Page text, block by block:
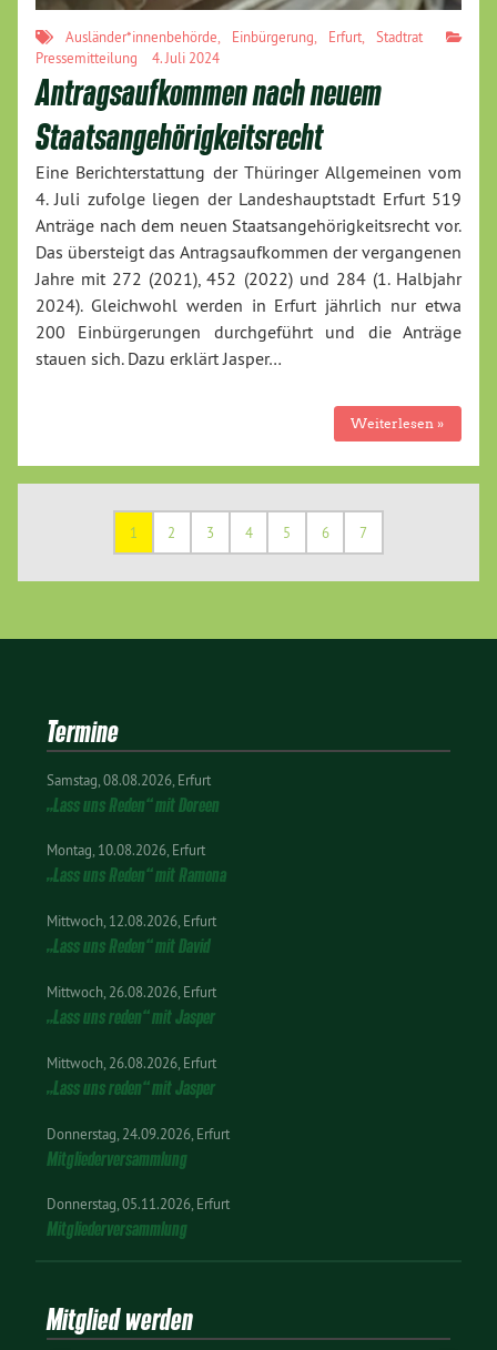
Ausländer*innenbehörde Einbürgerung Erfurt
Stadtrat
Pressemitteilung
4. Juli 2024
Antragsaufkommen nach neuem
Staatsangehörigkeitsrecht
Eine Berichterstattung der Thüringer Allgemeinen vom
4. Juli zufolge liegen der Landeshauptstadt Erfurt 519
Anträge nach dem neuen Staatsangehörigkeitsrecht vor.
Das übersteigt das Antragsaufkommen der vergangenen
Jahre mit 272 (2021), 452 (2022) und 284 (1. Halbjahr
2024). Gleichwohl werden in Erfurt jährlich nur etwa
200 Einbürgerungen durchgeführt und die Anträge
stauen sich. Dazu erklärt Jasper…
Weiterlesen »
1 2 3 4 5 6 7
Termine
Samstag 08.08.2026 Erfurt
„Lass uns Reden“ mit Doreen
Montag 10.08.2026 Erfurt
„Lass uns Reden“ mit Ramona
Mittwoch 12.08.2026 Erfurt
„Lass uns Reden“ mit David
Mittwoch 26.08.2026 Erfurt
„Lass uns reden“ mit Jasper
Mittwoch 26.08.2026 Erfurt
„Lass uns reden“ mit Jasper
Donnerstag 24.09.2026 Erfurt
Mitgliederversammlung
Donnerstag 05.11.2026 Erfurt
Mitgliederversammlung
Mitglied werden